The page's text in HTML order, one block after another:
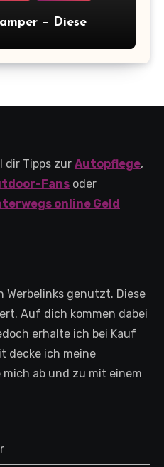
– Diese
dir Tipps zur Autopflege,
Fans oder
online Geld
Werbelinks genutzt. Diese
Auf dich kommen dabei
erhalte ich bei Kauf
decke ich meine
ab und zu mit einem